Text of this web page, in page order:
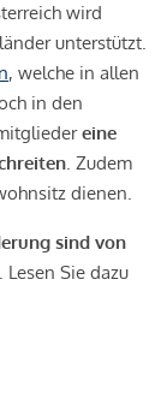
wird
unterstützt.
, welche in allen
in den
eine
. Zudem
dienen.
sind von
. Lesen Sie dazu